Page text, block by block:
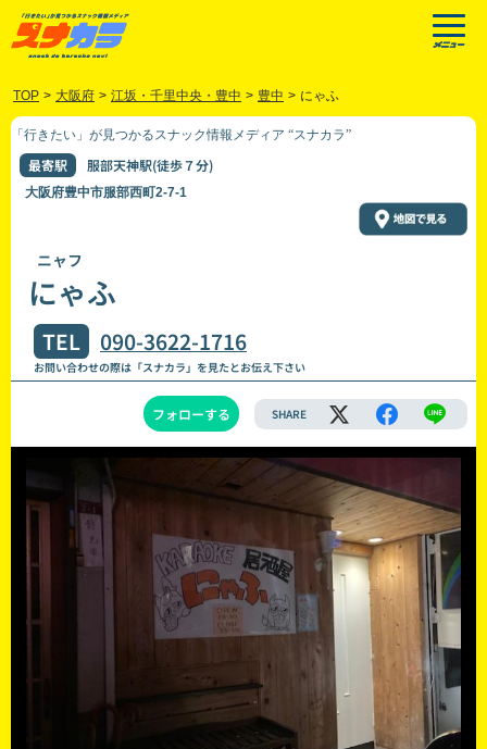
TOP > 大阪府 > 江坂・千里中央・豊中 > 豊中 > にゃふ
「行きたい」が見つかるスナック情報メディア “スナカラ”
最寄駅 服部天神駅(徒歩７分)
大阪府豊中市服部西町2-7-1
ニャフ
にゃふ
TEL 090-3622-1716
お問い合わせの際は「スナカラ」を見たとお伝え下さい
フォローする SHARE